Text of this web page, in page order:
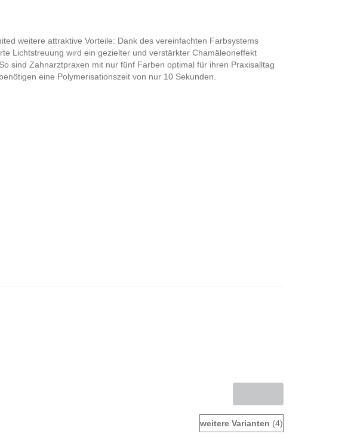
weitere attraktive Vorteile: Dank des vereinfachten Farbsystems
Lichtstreuung wird ein gezielter und verstärkter Chamäleoneffekt
sind Zahnarztpraxen mit nur fünf Farben optimal für ihren Praxisalltag
eine Polymerisationszeit von nur 10 Sekunden.
weitere Varianten (4)